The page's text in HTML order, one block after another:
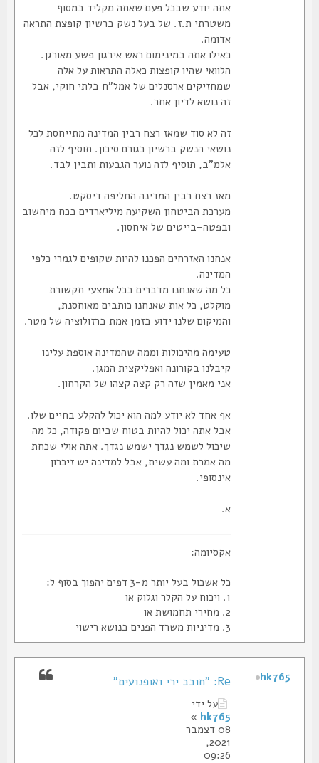
אתה יודע שבכל פעם שאתה מקליד במסוף
משטרתי ת.ז. של בעל נשק ברשיון קופצת התראה
אדומה.
כאילו אתה במינימום ראש אירגון פשע מאורגן.
הלוואי שהיו קופצות כאלה התראות על אלה
שמחזיקים ארסנלים של אמל"ח בלתי חוקי, אבל
זה נושא לדיון אחר.
זה לא סוד שמאז רצח רבין המדינה מתייחסת לכל
נושאי הנשק ברשיון כגורם סיכון. תוסיף לזה
אלמ"ב, תוסיף לזה נוער הגבעות ותבין לבד.
מאז רצח רבין המדינה החליפה דיסקט.
מערכת הביטחון השקיעה מיליארדים בכח מיחשוב
ובפטה-בייטים של איחסון.
אנחנו האזרחים הפכנו להיות שקופים לגמרי כלפי
המדינה.
כל מה שאנחנו מדברים בכל אמצעי תקשורת
מוקלט, כל אות שאנחנו כותבים מאוחסנת,
והמיקום שלנו ידוע בזמן אמת ברזולוציה של מטר.
טעימה מהיכולות וממה שהמדינה אוספת עלינו
קיבלנו בקורונה ואפליקצית המגן.
אני מאמין שזה רק קצה קצהו של הקרחון.
אף אחד לא יודע למה הוא יכול להקלע בחיים שלו.
אבל אתה יכול להיות בטוח שביום פקודה, כל מה
שיכול לשמש נגדך ישמש נגדך. אתה אולי שכחת
מה אמרת ומה עשית, אבל למדינה יש זיכרון
אינסופי.
אקסיומה:
כל אשכול בעל יותר מ-3 דפים יהפוך בסוף ל:
על ידי
hk765
»
08 דצמבר
2021,
09:26
hk765